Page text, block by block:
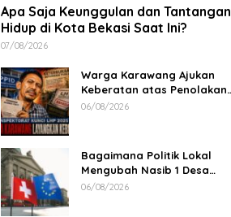
Apa Saja Keunggulan dan Tantangan
Hidup di Kota Bekasi Saat Ini?
07/08/2026
Warga Karawang Ajukan
Keberatan atas Penolakan
Akses LHP 2025, Soroti
06/08/2026
Bagaimana Politik Lokal
Mengubah Nasib 1 Desa
Lewat Keputusan yang Tak
06/08/2026